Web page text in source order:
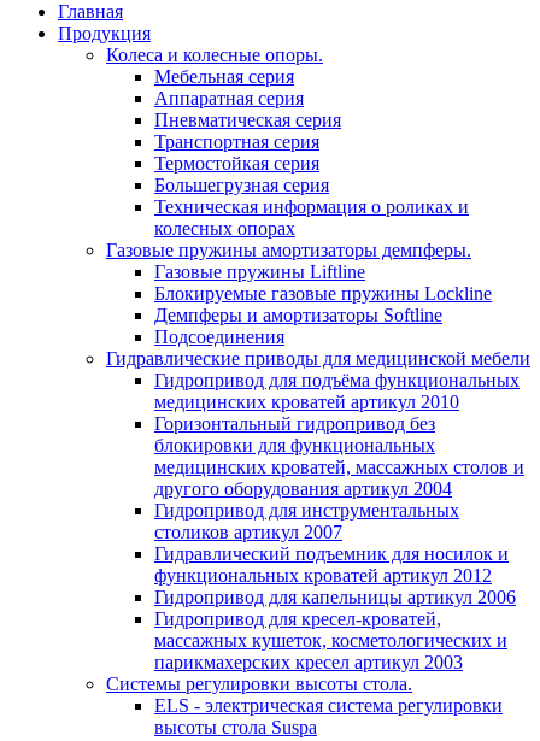
Главная
Продукция
Колеса и колесные опоры.
Мебельная серия
Аппаратная серия
Пневматическая серия
Транспортная серия
Термостойкая серия
Большегрузная серия
Техническая информация о роликах и
колесных опорах
Газовые пружины амортизаторы демпферы.
Газовые пружины Liftline
Блокируемые газовые пружины Lockline
Демпферы и амортизаторы Softline
Подсоединения
Гидравлические приводы для медицинской мебели
Гидропривод для подъёма функциональных
медицинских кроватей артикул 2010
Горизонтальный гидропривод без
блокировки для функциональных
медицинских кроватей, массажных столов и
другого оборудования артикул 2004
Гидропривод для инструментальных
столиков артикул 2007
Гидравлический подъемник для носилок и
функциональных кроватей артикул 2012
Гидропривод для капельницы артикул 2006
Гидропривод для кресел-кроватей,
массажных кушеток, косметологических и
парикмахерских кресел артикул 2003
Системы регулировки высоты стола.
ELS - электрическая система регулировки
высоты стола Suspa